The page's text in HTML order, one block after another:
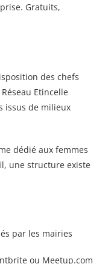
Gratuits,
des chefs
Etincelle
issus de milieux
dédié aux femmes
une structure existe
par les mairies
ou Meetup.com